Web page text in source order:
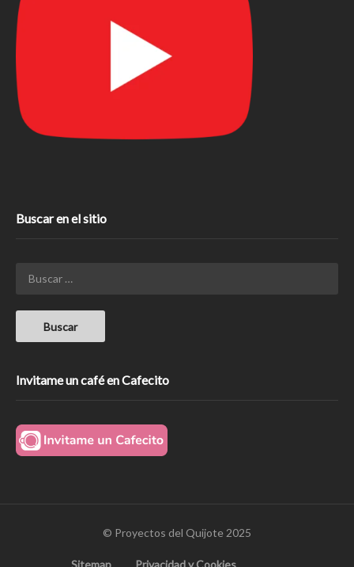
Buscar en el sitio
Invitame un café en Cafecito
© Proyectos del Quijote 2025
Sitemap Privacidad y Cookies